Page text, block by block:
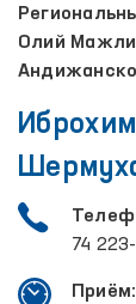
Олий
74
Приём: